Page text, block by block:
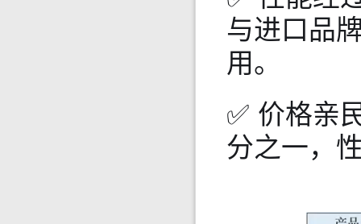
与进口品
用。
✅ 价格亲
分之一，